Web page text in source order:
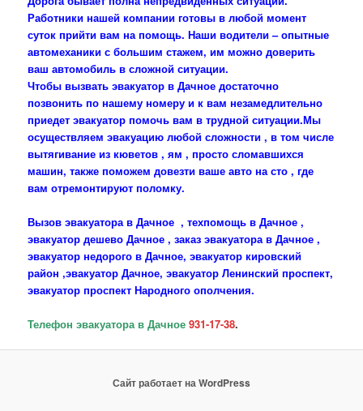
Работники нашей компании готовы в любой момент
суток прийти вам на помощь. Наши водители – опытные
автомеханики с большим стажем, им можно доверить
ваш автомобиль в сложной ситуации.
Чтобы вызвать эвакуатор в Дачное достаточно
позвонить по нашему номеру и к вам незамедлительно
приедет эвакуатор помочь вам в трудной ситуации.Мы
осуществляем эвакуацию любой сложности , в том числе
вытягивание из кюветов , ям , просто сломавшихся
машин, также поможем довезти ваше авто на сто , где
вам отремонтируют поломку.
Вызов эвакуатора в Дачное , техпомощь в Дачное ,
эвакуатор дешево Дачное , заказ эвакуатора в Дачное ,
эвакуатор недорого в Дачное, эвакуатор кировский
район ,эвакуатор Дачное, эвакуатор Ленинский проспект,
эвакуатор проспект Народного ополчения.
Телефон эвакуатора в Дачное 931-17-38.
Сайт работает на WordPress